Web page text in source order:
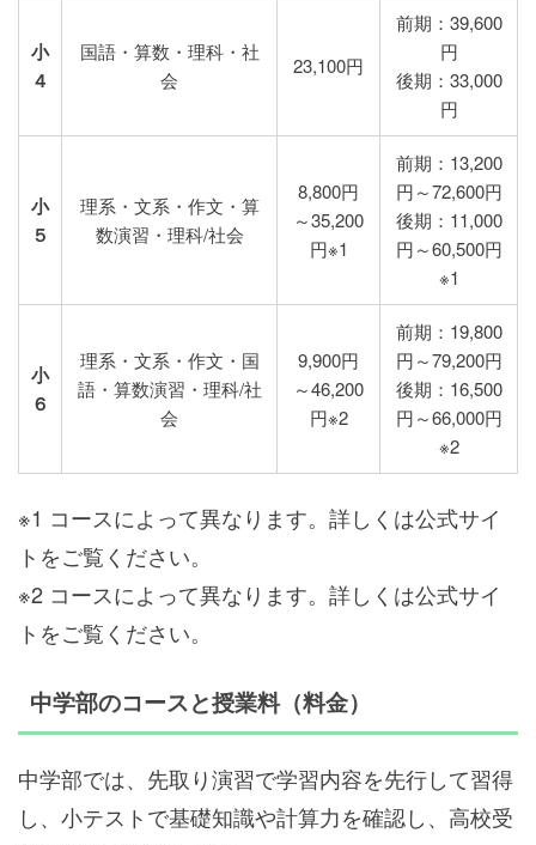
小
４
国語・算数・理科・社
会
23,100円
前期：39,600
円
後期：33,000
円
小
５
理系・文系・作文・算
数演習・理科/社会
8,800円
～35,200
円※1
前期：13,200
円～72,600円
後期：11,000
円～60,500円
※1
小
６
理系・文系・作文・国
語・算数演習・理科/社
会
9,900円
～46,200
円※2
前期：19,800
円～79,200円
後期：16,500
円～66,000円
※2
※1 コースによって異なります。詳しくは公式サイ
トをご覧ください。
※2 コースによって異なります。詳しくは公式サイ
トをご覧ください。
中学部のコースと授業料（料金）
中学部では、先取り演習で学習内容を先行して習得
し、小テストで基礎知識や計算力を確認し、高校受